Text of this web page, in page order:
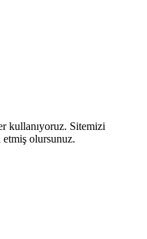
kullanıyoruz. Sitemizi
olursunuz.